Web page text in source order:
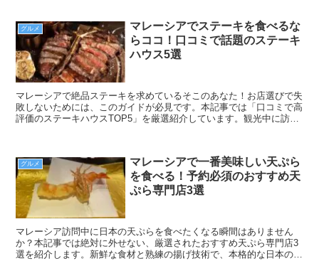
グルメ
マレーシアでステーキを食べるな
らココ！口コミで話題のステーキ
ハウス5選
マレーシアで絶品ステーキを求めているそこのあなた！お店選びで失
敗しないためには、このガイドが必見です。本記事では「口コミで高
評価のステーキハウスTOP5」を厳選紹介しています。観光中に訪れ
グルメ
マレーシアで一番美味しい天ぷら
を食べる！予約必須のおすすめ天
ぷら専門店3選
マレーシア訪問中に日本の天ぷらを食べたくなる瞬間はありません
か？本記事では絶対に外せない、厳選されたおすすめ天ぷら専門店3
選を紹介します。新鮮な食材と熟練の揚げ技術で、本格的な日本の味